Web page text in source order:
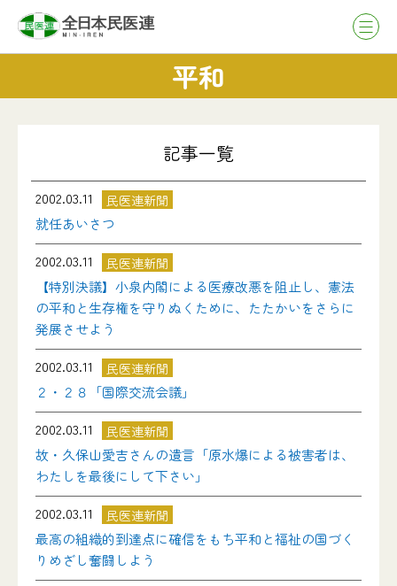
平和
記事一覧
2002.03.11 民医連新聞
就任あいさつ
2002.03.11
民医連新聞
【特別決議】小泉内閣による医療改悪を阻止し、憲法
の平和と生存権を守りぬくために、たたかいをさらに
発展させよう
2002.03.11
民医連新聞
２・２８「国際交流会議」
2002.03.11
民医連新聞
故・久保山愛吉さんの遺言「原水爆による被害者は、
わたしを最後にして下さい」
2002.03.11
民医連新聞
最高の組織的到達点に確信をもち平和と福祉の国づく
りめざし奮闘しよう